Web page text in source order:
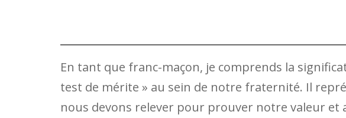
En tant que franc-maçon, je comprends la
test de mérite » au sein de notre fraternité. Il
nous devons relever pour prouver notre valeur et